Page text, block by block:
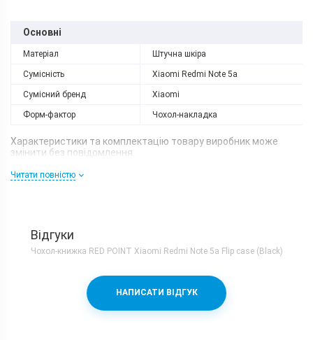
Основні
Матеріал Штучна шкіра
Сумісність Xiaomi Redmi Note 5a
Сумісний бренд Xiaomi
Форм-фактор Чохол-накладка
Характеристики та комплектацію товару виробник може
змінити без повідомлення.
Читати повністю
Відгуки
Чохол-книжка RED POINT Xiaomi Redmi Note 5a Flip case (Black)
НАПИСАТИ ВІДГУК